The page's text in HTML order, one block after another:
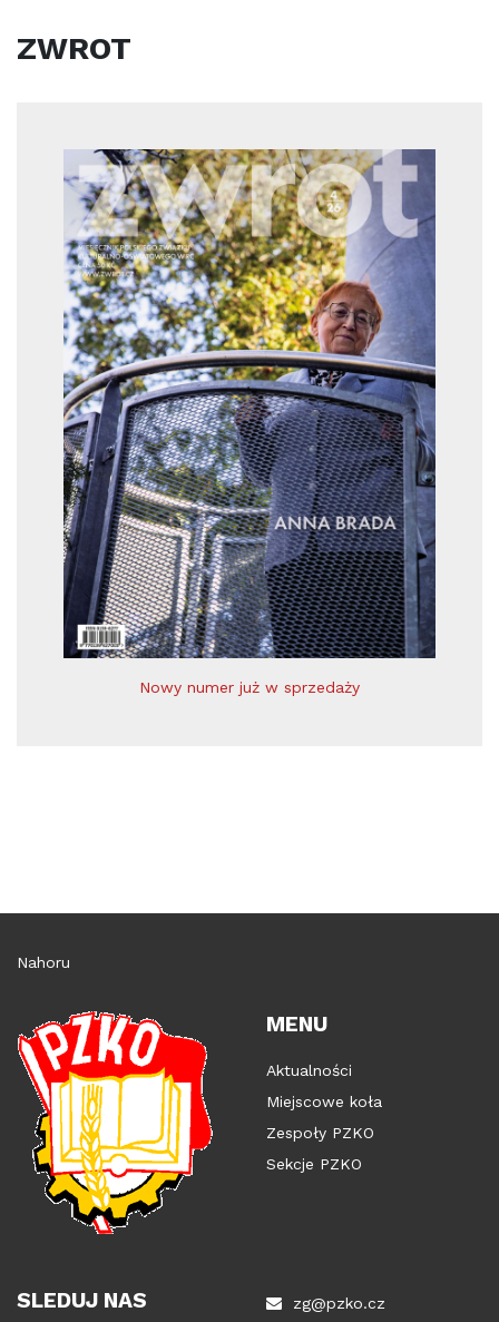
ZWROT
Nowy numer już w sprzedaży
Nahoru
MENU
Aktualności
Miejscowe koła
Zespoły PZKO
Sekcje PZKO
SLEDUJ NAS zg@pzko.cz